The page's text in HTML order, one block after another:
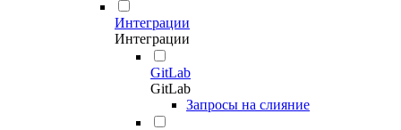
Интеграции
Интеграции
GitLab
GitLab
Запросы на слияние